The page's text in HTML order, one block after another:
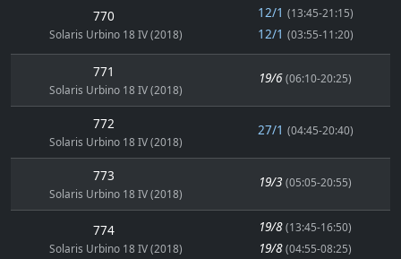
770
Solaris Urbino 18 IV (2018)
12/1 (13:45-21:15)
12/1 (03:55-11:20)
771
Solaris Urbino 18 IV (2018)
19/6 (06:10-20:25)
772
Solaris Urbino 18 IV (2018)
27/1 (04:45-20:40)
773
Solaris Urbino 18 IV (2018)
19/3 (05:05-20:55)
774
Solaris Urbino 18 IV (2018)
19/8 (13:45-16:50)
19/8 (04:55-08:25)